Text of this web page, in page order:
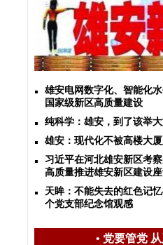
雄安电网数字化、智能化
国家级新区高质量建设
纯科学：雄安，到了该举
雄安：现代化不被高楼大
习近平在河北雄安新区考
高质量推进雄安新区建设
天眸：不能失去的红色记
个党支部纪念馆观感
• 党要管党